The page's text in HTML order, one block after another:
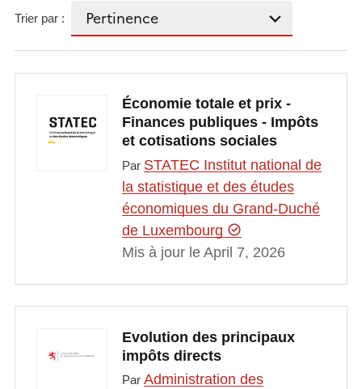
Trier par :
Économie totale et prix -
Finances publiques - Impôts
et cotisations sociales
Par STATEC Institut national de
la statistique et des études
économiques du Grand-Duché
de Luxembourg
Mis à jour le April 7, 2026
Evolution des principaux
impôts directs
Par Administration des